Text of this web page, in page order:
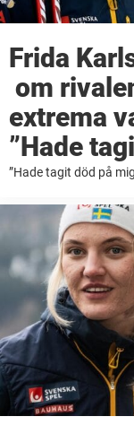
Frida
om
extrema
”Hade
”Hade tagit död på